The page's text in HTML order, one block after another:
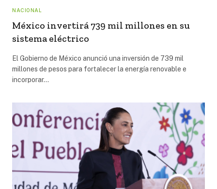
NACIONAL
México invertirá 739 mil millones en su
sistema eléctrico
El Gobierno de México anunció una inversión de 739 mil
millones de pesos para fortalecer la energía renovable e
incorporar…